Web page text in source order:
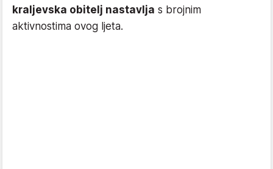
kraljevska obitelj nastavlja s brojnim
aktivnostima ovog ljeta.